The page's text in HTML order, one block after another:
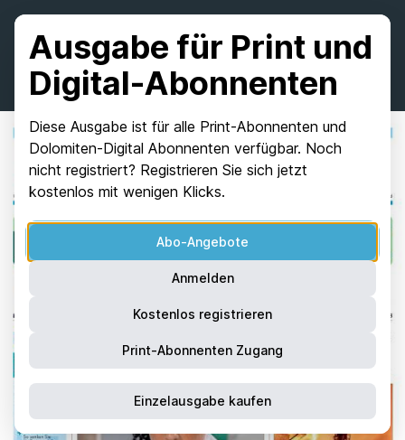
Ausgabe für Print und
Digital-Abonnenten
Diese Ausgabe ist für alle Print-Abonnenten und
Dolomiten-Digital Abonnenten verfügbar. Noch
nicht registriert? Registrieren Sie sich jetzt
kostenlos mit wenigen Klicks.
Abo-Angebote
Anmelden
Kostenlos registrieren
Print-Abonnenten Zugang
Einzelausgabe kaufen